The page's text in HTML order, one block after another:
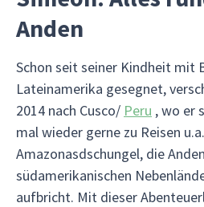
Anden
Schon seit seiner Kindheit mit
Lateinamerika gesegnet,
2014 nach Cusco/ Peru , wo er
mal wieder gerne zu Reisen
Amazonasdschungel, die
südamerikanischen
aufbricht. Mit dieser